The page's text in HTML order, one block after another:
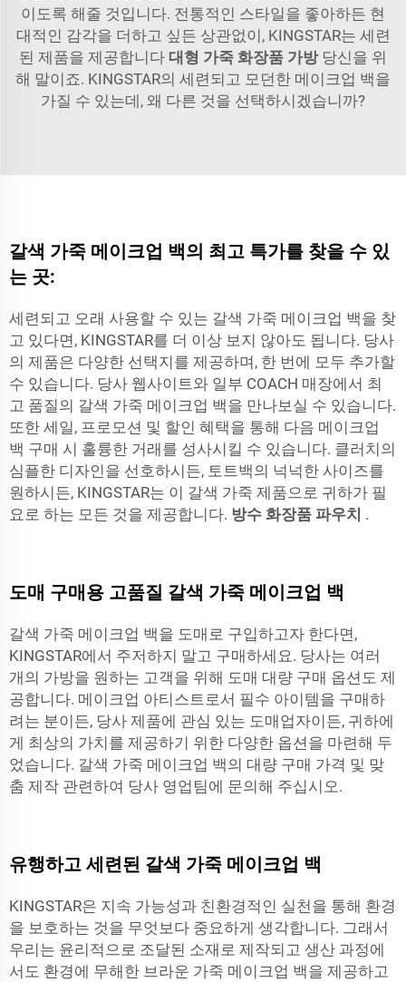
이도록 해줄 것입니다. 전통적인 스타일을 좋아하든 현
대적인 감각을 더하고 싶든 상관없이, KINGSTAR는 세련
된 제품을 제공합니다 대형 가죽 화장품 가방 당신을 위
해 말이죠. KINGSTAR의 세련되고 모던한 메이크업 백을
가질 수 있는데, 왜 다른 것을 선택하시겠습니까?
갈색 가죽 메이크업 백의 최고 특가를 찾을 수 있
는 곳:
세련되고 오래 사용할 수 있는 갈색 가죽 메이크업 백을 찾
고 있다면, KINGSTAR를 더 이상 보지 않아도 됩니다. 당사
의 제품은 다양한 선택지를 제공하며, 한 번에 모두 추가할
수 있습니다. 당사 웹사이트와 일부 COACH 매장에서 최
고 품질의 갈색 가죽 메이크업 백을 만나보실 수 있습니다.
또한 세일, 프로모션 및 할인 혜택을 통해 다음 메이크업
백 구매 시 훌륭한 거래를 성사시킬 수 있습니다. 클러치의
심플한 디자인을 선호하시든, 토트백의 넉넉한 사이즈를
원하시든, KINGSTAR는 이 갈색 가죽 제품으로 귀하가 필
요로 하는 모든 것을 제공합니다. 방수 화장품 파우치 .
도매 구매용 고품질 갈색 가죽 메이크업 백
갈색 가죽 메이크업 백을 도매로 구입하고자 한다면,
KINGSTAR에서 주저하지 말고 구매하세요. 당사는 여러
개의 가방을 원하는 고객을 위해 도매 대량 구매 옵션도 제
공합니다. 메이크업 아티스트로서 필수 아이템을 구매하
려는 분이든, 당사 제품에 관심 있는 도매업자이든, 귀하에
게 최상의 가치를 제공하기 위한 다양한 옵션을 마련해 두
었습니다. 갈색 가죽 메이크업 백의 대량 구매 가격 및 맞
춤 제작 관련하여 당사 영업팀에 문의해 주십시오.
유행하고 세련된 갈색 가죽 메이크업 백
KINGSTAR은 지속 가능성과 친환경적인 실천을 통해 환경
을 보호하는 것을 무엇보다 중요하게 생각합니다. 그래서
우리는 윤리적으로 조달된 소재로 제작되고 생산 과정에
서도 환경에 무해한 브라운 가죽 메이크업 백을 제공하고